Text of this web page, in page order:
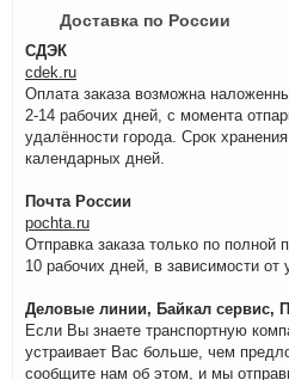
Доставка по России
СДЭК
cdek.ru
Оплата заказа возможна
2-14 рабочих дней, с момента
удалённости города. Срок
календарных дней.
Почта России
pochta.ru
Отправка заказа только по полной
10 рабочих дней, в зависимости от
Деловые линии, Байкал сервис,
Если Вы знаете транспортную
устраивает Вас больше, чем
сообщите нам об этом, и мы